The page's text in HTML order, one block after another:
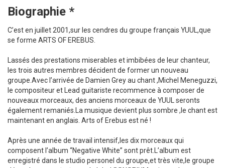
Biographie *
C’est en juillet 2001,sur les cendres du groupe français YUUL,que
se forme ARTS OF EREBUS.
Lassés des prestations miserables et imbibées de leur chanteur,
les trois autres membres décident de former un nouveau
groupe.Avec l’arrivée de Damien Grey au chant ,Michel Meneguzzi,
le compositeur et Lead guitariste recommence à composer de
nouveaux morceaux, des anciens morceaux de YUUL seronts
également remaniés.La musique devient plus sombre ,le chant est
maintenant en anglais. Arts of Erebus est né !
Après une année de travail intensif,les dix morceaux qui
composent l’album “Negative White” sont prêt.L’album est
enregistré dans le studio personel du groupe,et très vite,le groupe